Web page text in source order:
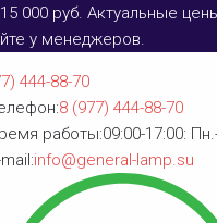
000 руб. Актуальные
у менеджеров.
444-88-70
8 (977) 444-88-70
работы:09:00-17:00:
info@general-lamp.su